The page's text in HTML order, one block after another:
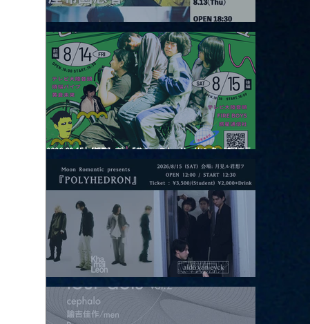
2026.08.13 |【観覧】JUST RIGHT!! vol.26
2026.08.15 |【観覧】夜）『巷のmyストーリー/センター"訳"フラ
2026.08.15 |【観覧】昼）月見ルpre.『POLYHEDRON』